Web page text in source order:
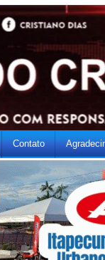
Contato